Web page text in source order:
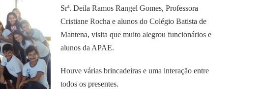
Srª. Deila Ramos Rangel Gomes, Professora
Cristiane Rocha e alunos do Colégio Batista de
Mantena, visita que muito alegrou funcionários e
alunos da APAE.
Houve várias brincadeiras e uma interação entre
todos os presentes.